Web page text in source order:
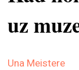
uz
Una Meistere